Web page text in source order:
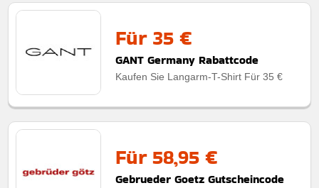
Für 35 €
GANT Germany Rabattcode
Kaufen Sie Langarm-T-Shirt Für 35 €
Für 58,95 €
Gebrueder Goetz Gutscheincode